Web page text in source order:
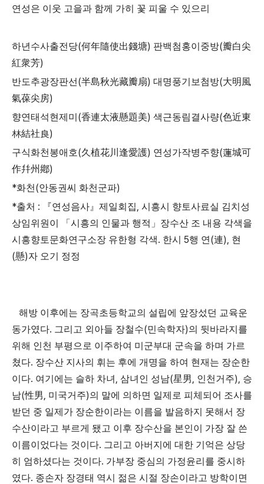
연성은 이웃 고을과 함께 가히 꽃 피울 수 있으리
하년수사출전당(何年隨使出錢塘) 판백첨홍이중방(瓣白尖
紅衆芳)
반도추광장판선 (半島秋光藏瓣扇) 대명풍기보첨방(大明風
氣葆尖房)
향연태석현제미 (香連太液懸題美) 색근동림결사량(色近東
林結社良)
구식화천봉애호(久植花川逢愛護) 연성가작병주향(蓮城可
作幷州鄕)
*화천 (안동권씨 화천군파)
*출처 : 『연성음사 』 제일회집, 시흥시 향토사료실 김치성
상임위원이
「 시흥의 인물과 행적 」 장수산 조 내용 각색을
시흥향토문화연구소장 유한형 각색. 한시 5행 연 (連), 현
(懸)자 오기 정정
해방 이후에는 장곡초등학교의 설립에 앞장섰던 교육운
동가였다. 그리고 외아들 장철수(민속학자)의 뒷바라지를
위해 인천 부평으로 이주하여 미군부대 군속을 하며 가르
쳤다. 장수산 지사의 휘는 후에 개명을 하여 현재는 장순한
이다. 여기에는 슬하 차녀 , 삼녀인 성남(星男, 인천거주), 승
남(性男, 미국거주)의 말에 의하면 일제로 피체되어 조사를
받던 중 일제가 장순한이라는 이름을 발음하지 못해서 장
수산이라고 부르게 됐고 이후 장수산을 본인이 가장 잘 쓴
이름이었다는 것이다. 그리고 아버지에 대한 기억은 상당
히 엄하셨다는 것이다. 가부장 중심의 가정윤리를 중시하
였다. 종손자 장경태 역시 젊은 시절 장손이라고 방학이면